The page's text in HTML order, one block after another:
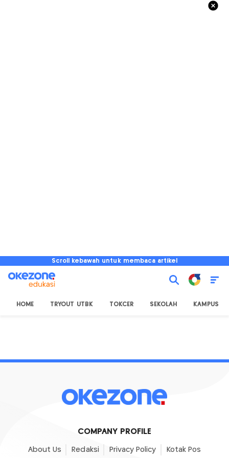
Scroll kebawah untuk membaca artikel
HOME TRYOUT UTBK TOKCER SEKOLAH KAMPUS
COMPANY PROFILE
About Us Redaksi Privacy Policy Kotak Pos